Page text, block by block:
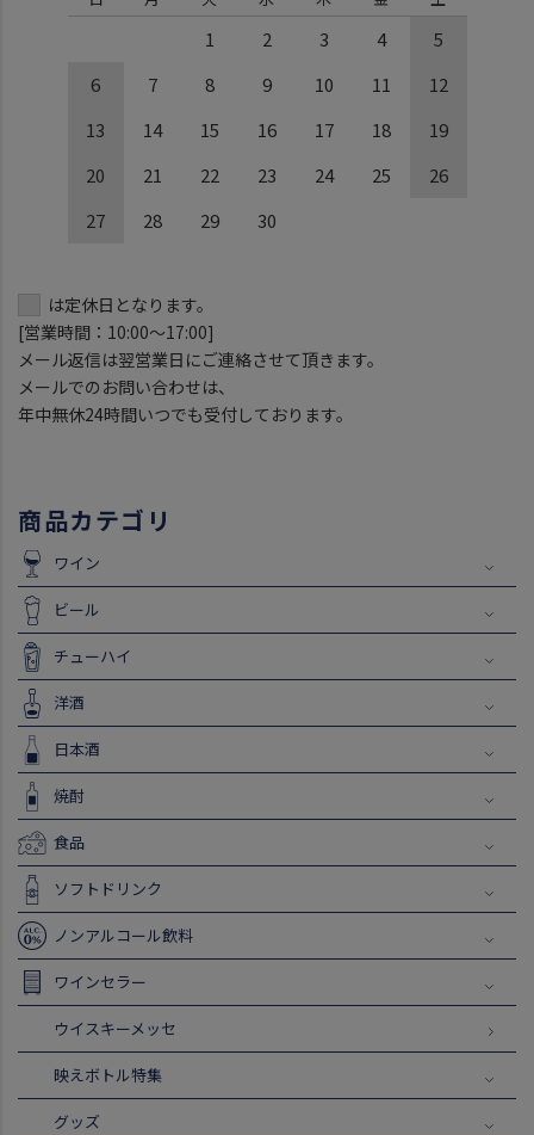
1 2 3 4
5
6
7 8 9 10 11
12
13
14 15 16 17 18
19
20
21 22 23 24 25
26
27
28 29 30
は定休日となります。
[営業時間：10:00～17:00]
メール返信は翌営業日にご連絡させて頂きます。
メールでのお問い合わせは、
年中無休24時間いつでも受付しております。
商品カテゴリ
ワイン
ビール
チューハイ
洋酒
日本酒
焼酎
食品
ソフトドリンク
ノンアルコール飲料
ワインセラー
ウイスキーメッセ
映えボトル特集
グッズ